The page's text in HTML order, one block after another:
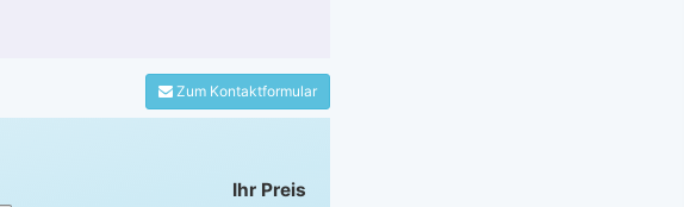
Zum Kontaktformular
Ihr Preis